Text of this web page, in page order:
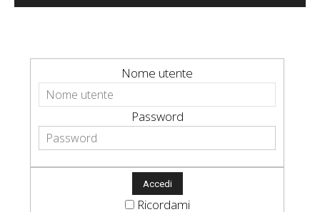
Nome utente
Password
Ricordami